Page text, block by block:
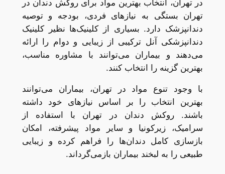
در تهران، انتخاب بهترین مواد برای روکش دندان در
تهران بستگی به نیازهای فردی، بودجه و توصیه
دندانپزشک دارد. بسیاری از کلینیک‌ها نظیر کلینیک
دندانپزشکی آنل ترکیبی از زیبایی و دوام را ارائه
می‌دهند و بیماران می‌توانند با مشاوره مناسب،
بهترین گزینه را انتخاب کنند.
با وجود تنوع مواد در تهران، بیماران می‌توانند
بهترین انتخاب را بر اساس نیازهای خود داشته
باشند. روکش دندان در تهران با استفاده از
سرامیک، زیرکونیا و سایر مواد پیشرفته، امکان
بازسازی کامل دندان‌ها را فراهم کرده و زیبایی
طبیعی را به لبخند بیماران بازمی‌گرداند.